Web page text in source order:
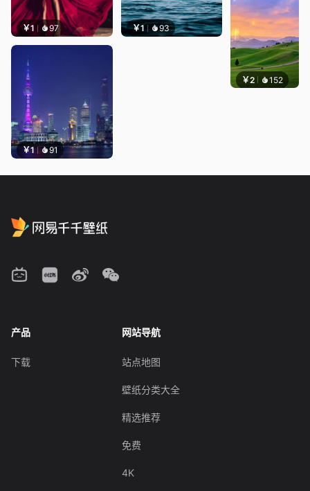
￥1 97 ￥1 93
￥1 91
￥2 152 豆子
产品
下载
网站导航
站点地图
壁纸分类大全
精选推荐
免费
4K